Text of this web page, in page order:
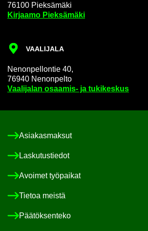
76100 Piek­sä­mä­ki
Kir­jaa­mo Piek­sä­mä­ki
VAA­LI­JA­LA
Ne­non­pel­lon­tie 40,
76940 Ne­non­pel­to
Vaa­li­ja­lan osaamis-​ ja tu­ki­kes­kus
Asia­kas­mak­sut
Las­ku­tus­tie­dot
Avoi­met työ­pai­kat
Tie­toa meis­tä
Pää­tök­sen­te­ko